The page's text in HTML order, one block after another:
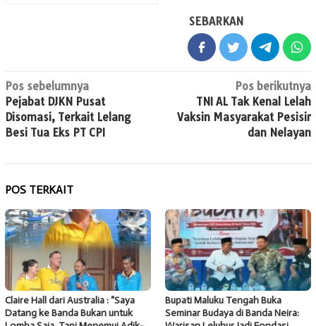
SEBARKAN
Navigasi
pos
Pos sebelumnya
Pejabat DJKN Pusat
Disomasi, Terkait Lelang
Besi Tua Eks PT CPI
Pos berikutnya
TNI AL Tak Kenal Lelah
Vaksin Masyarakat Pesisir
dan Nelayan
POS TERKAIT
Claire Hall dari Australia : “Saya
Datang ke Banda Bukan untuk
Bupati Maluku Tengah Buka
Seminar Budaya di Banda Neira: